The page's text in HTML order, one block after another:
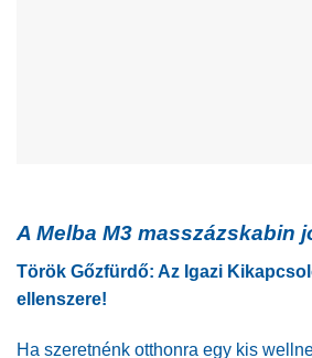
A Melba M3 masszázskabin
Török Gőzfürdő: Az Igazi
ellenszere!
Ha szeretnénk otthonra egy kis